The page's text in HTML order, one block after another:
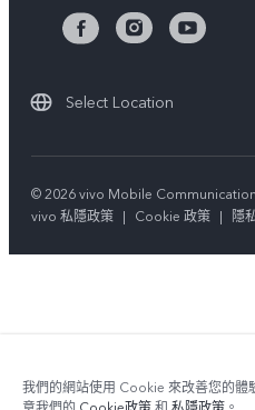
Select Location
© 2026 vivo Mobile
vivo 私隱政策 | Cookie 政策 | 隱
我們的網站使用 Cookie 來改善您的體